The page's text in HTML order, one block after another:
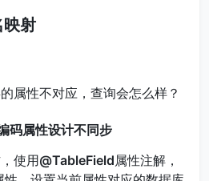
映射
属性不对应，查询会怎么样？
码属性设计不同步
使用@TableField属性注解，